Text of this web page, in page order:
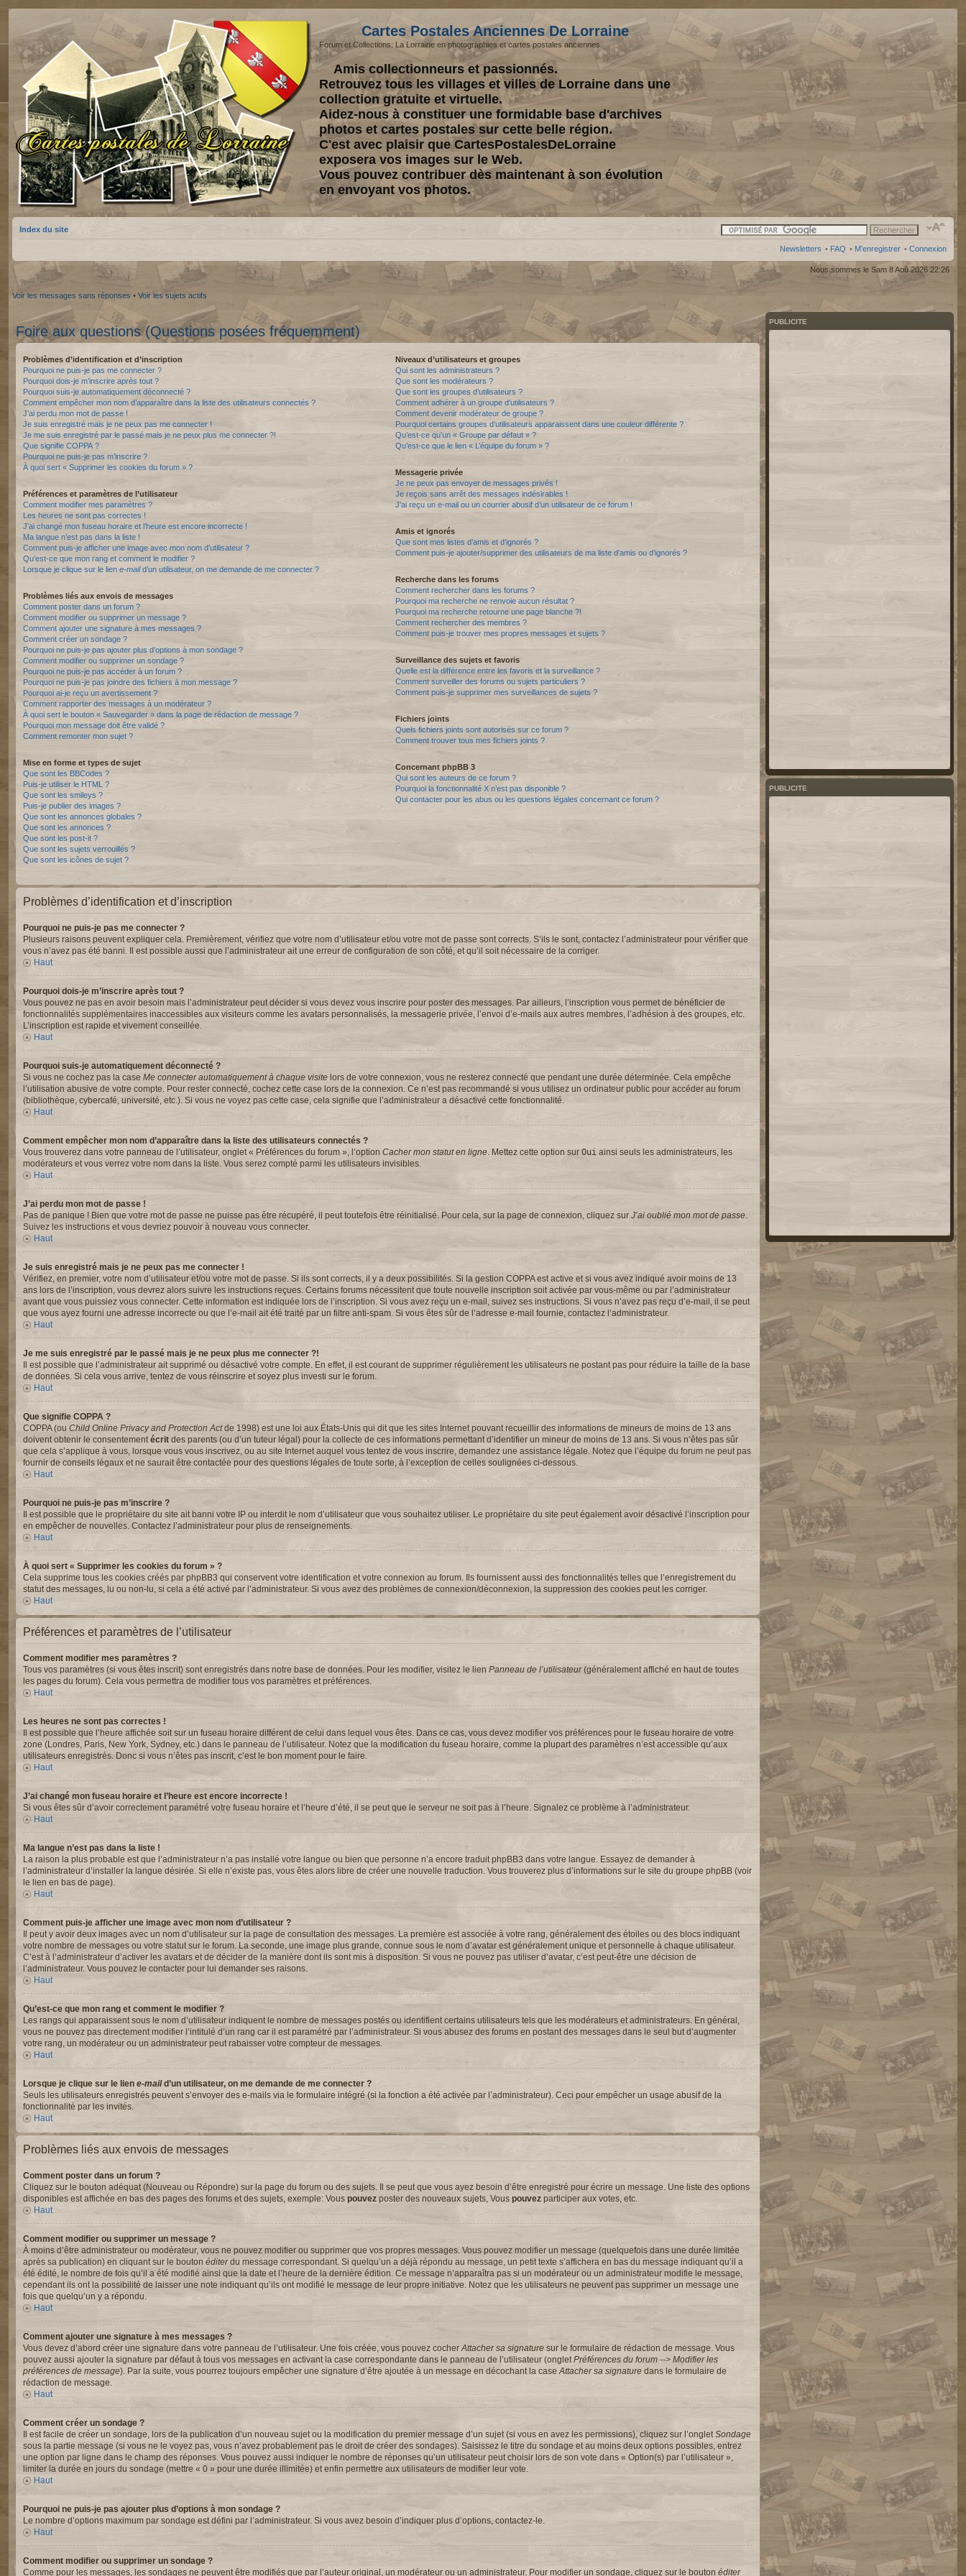
Cartes Postales Anciennes De Lorraine
Forum et Collections: La Lorraine en photographies et cartes postales anciennes.
Amis collectionneurs et passionnés.
Retrouvez tous les villages et villes de Lorraine dans une
collection gratuite et virtuelle.
Aidez-nous à constituer une formidable base d'archives
photos et cartes postales sur cette belle région.
C'est avec plaisir que CartesPostalesDeLorraine
exposera vos images sur le Web.
Vous pouvez contribuer dès maintenant à son évolution
en envoyant vos photos.
Index du site
Newsletters • FAQ • M’enregistrer • Connexion
Nous sommes le Sam 8 Aoû 2026 22:26
Voir les messages sans réponses • Voir les sujets actifs
Foire aux questions (Questions posées fréquemment)
Problèmes d’identification et d’inscription
Pourquoi ne puis-je pas me connecter ?
Pourquoi dois-je m’inscrire après tout ?
Pourquoi suis-je automatiquement déconnecté ?
Comment empêcher mon nom d’apparaître dans la liste des utilisateurs connectés ?
J’ai perdu mon mot de passe !
Je suis enregistré mais je ne peux pas me connecter !
Je me suis enregistré par le passé mais je ne peux plus me connecter ?!
Que signifie COPPA ?
Pourquoi ne puis-je pas m’inscrire ?
À quoi sert « Supprimer les cookies du forum » ?
Préférences et paramètres de l’utilisateur
Comment modifier mes paramètres ?
Les heures ne sont pas correctes !
J’ai changé mon fuseau horaire et l’heure est encore incorrecte !
Ma langue n’est pas dans la liste !
Comment puis-je afficher une image avec mon nom d’utilisateur ?
Qu’est-ce que mon rang et comment le modifier ?
Lorsque je clique sur le lien e-maild’un utilisateur, on me demande de me connecter ?
Problèmes liés aux envois de messages
Comment poster dans un forum ?
Comment modifier ou supprimer un message ?
Comment ajouter une signature à mes messages ?
Comment créer un sondage ?
Pourquoi ne puis-je pas ajouter plus d’options à mon sondage ?
Comment modifier ou supprimer un sondage ?
Pourquoi ne puis-je pas accéder à un forum ?
Pourquoi ne puis-je pas joindre des fichiers à mon message ?
Pourquoi ai-je reçu un avertissement ?
Comment rapporter des messages à un modérateur ?
À quoi sert le bouton « Sauvegarder » dans la page de rédaction de message ?
Pourquoi mon message doit être validé ?
Comment remonter mon sujet ?
Mise en forme et types de sujet
Que sont les BBCodes ?
Puis-je utiliser le HTML ?
Que sont les smileys ?
Puis-je publier des images ?
Que sont les annonces globales ?
Que sont les annonces ?
Que sont les post-it ?
Que sont les sujets verrouillés ?
Que sont les icônes de sujet ?
Niveaux d’utilisateurs et groupes
Qui sont les administrateurs ?
Que sont les modérateurs ?
Que sont les groupes d’utilisateurs ?
Comment adhérer à un groupe d’utilisateurs ?
Comment devenir modérateur de groupe ?
Pourquoi certains groupes d’utilisateurs apparaissent dans une couleur différente ?
Qu’est-ce qu’un « Groupe par défaut » ?
Qu’est-ce que le lien « L’équipe du forum » ?
Messagerie privée
Je ne peux pas envoyer de messages privés !
Je reçois sans arrêt des messages indésirables !
J’ai reçu un e-mail ou un courrier abusif d’un utilisateur de ce forum !
Amis et ignorés
Que sont mes listes d’amis et d’ignorés ?
Comment puis-je ajouter/supprimer des utilisateurs de ma liste d’amis ou d’ignorés ?
Recherche dans les forums
Comment rechercher dans les forums ?
Pourquoi ma recherche ne renvoie aucun résultat ?
Pourquoi ma recherche retourne une page blanche ?!
Comment rechercher des membres ?
Comment puis-je trouver mes propres messages et sujets ?
Surveillance des sujets et favoris
Quelle est la différence entre les favoris et la surveillance ?
Comment surveiller des forums ou sujets particuliers ?
Comment puis-je supprimer mes surveillances de sujets ?
Fichiers joints
Quels fichiers joints sont autorisés sur ce forum ?
Comment trouver tous mes fichiers joints ?
Concernant phpBB 3
Qui sont les auteurs de ce forum ?
Pourquoi la fonctionnalité X n’est pas disponible ?
Qui contacter pour les abus ou les questions légales concernant ce forum ?
Problèmes d’identification et d’inscription
Pourquoi ne puis-je pas me connecter ?
Plusieurs raisons peuvent expliquer cela. Premièrement, vérifiez que votre nom d’utilisateur et/ou votre mot de passe sont corrects. S’ils le sont, contactez l’administrateur pour vérifier que
vous n’avez pas été banni. Il est possible aussi que l’administrateur ait une erreur de configuration de son côté, et qu’il soit nécessaire de la corriger.
Haut
Pourquoi dois-je m’inscrire après tout ?
Vous pouvez ne pas en avoir besoin mais l’administrateur peut décider si vous devez vous inscrire pour poster des messages. Par ailleurs, l’inscription vous permet de bénéficier de
fonctionnalités supplémentaires inaccessibles aux visiteurs comme les avatars personnalisés, la messagerie privée, l’envoi d’e-mails aux autres membres, l’adhésion à des groupes, etc.
L’inscription est rapide et vivement conseillée.
Haut
Pourquoi suis-je automatiquement déconnecté ?
Si vous ne cochez pas la case Me connecter automatiquement à chaque visite lors de votre connexion, vous ne resterez connecté que pendant une durée déterminée. Cela empêche
l’utilisation abusive de votre compte. Pour rester connecté, cochez cette case lors de la connexion. Ce n’est pas recommandé si vous utilisez un ordinateur public pour accéder au forum
(bibliothèque, cybercafé, université, etc.). Si vous ne voyez pas cette case, cela signifie que l’administrateur a désactivé cette fonctionnalité.
Haut
Comment empêcher mon nom d’apparaître dans la liste des utilisateurs connectés ?
Vous trouverez dans votre panneau de l’utilisateur, onglet « Préférences du forum », l’option Cacher mon statut en ligne . Mettez cette option sur Oui ainsi seuls les administrateurs, les
modérateurs et vous verrez votre nom dans la liste. Vous serez compté parmi les utilisateurs invisibles.
Haut
J’ai perdu mon mot de passe !
Pas de panique ! Bien que votre mot de passe ne puisse pas être récupéré, il peut toutefois être réinitialisé. Pour cela, sur la page de connexion, cliquez sur J’ai oublié mon mot de passe
Suivez les instructions et vous devriez pouvoir à nouveau vous connecter.
Haut
Je suis enregistré mais je ne peux pas me connecter !
Vérifiez, en premier, votre nom d’utilisateur et/ou votre mot de passe. Si ils sont corrects, il y a deux possibilités. Si la gestion COPPA est active et si vous avez indiqué avoir moins de 13
ans lors de l’inscription, vous devrez alors suivre les instructions reçues. Certains forums nécessitent que toute nouvelle inscription soit activée par vous-même ou par l’administrateur
avant que vous puissiez vous connecter. Cette information est indiquée lors de l’inscription. Si vous avez reçu un e-mail, suivez ses instructions. Si vous n’avez pas reçu d’e-mail, il se peut
que vous ayez fourni une adresse incorrecte ou que l’e-mail ait été traité par un filtre anti-spam. Si vous êtes sûr de l’adresse e-mail fournie, contactez l’administrateur.
Haut
Je me suis enregistré par le passé mais je ne peux plus me connecter ?!
Il est possible que l’administrateur ait supprimé ou désactivé votre compte. En effet, il est courant de supprimer régulièrement les utilisateurs ne postant pas pour réduire la taille de la base
de données. Si cela vous arrive, tentez de vous réinscrire et soyez plus investi sur le forum.
Haut
Que signifie COPPA ?
COPPA (ou Child Online Privacy and Protection Actde 1998) est une loi aux États-Unis qui dit que les sites Internet pouvant recueillir des informations de mineurs de moins de 13 ans
doivent obtenir le consentement écrit des parents (ou d’un tuteur légal) pour la collecte de ces informations permettant d’identifier un mineur de moins de 13 ans. Si vous n’êtes pas sûr
que cela s’applique à vous, lorsque vous vous inscrivez, ou au site Internet auquel vous tentez de vous inscrire, demandez une assistance légale. Notez que l’équipe du forum ne peut pas
fournir de conseils légaux et ne saurait être contactée pour des questions légales de toute sorte, à l’exception de celles soulignées ci-dessous.
Haut
Pourquoi ne puis-je pas m’inscrire ?
Il est possible que le propriétaire du site ait banni votre IP ou interdit le nom d’utilisateur que vous souhaitez utiliser. Le propriétaire du site peut également avoir désactivé l’inscription pour
en empêcher de nouvelles. Contactez l’administrateur pour plus de renseignements.
Haut
À quoi sert « Supprimer les cookies du forum » ?
Cela supprime tous les cookies créés par phpBB3 qui conservent votre identification et votre connexion au forum. Ils fournissent aussi des fonctionnalités telles que l’enregistrement du
statut des messages, lu ou non-lu, si cela a été activé par l’administrateur. Si vous avez des problèmes de connexion/déconnexion, la suppression des cookies peut les corriger.
Haut
Préférences et paramètres de l’utilisateur
Comment modifier mes paramètres ?
Tous vos paramètres (si vous êtes inscrit) sont enregistrés dans notre base de données. Pour les modifier, visitez le lien Panneau de l’utilisateur(généralement affiché en haut de toutes
les pages du forum). Cela vous permettra de modifier tous vos paramètres et préférences.
Haut
Les heures ne sont pas correctes !
Il est possible que l’heure affichée soit sur un fuseau horaire différent de celui dans lequel vous êtes. Dans ce cas, vous devez modifier vos préférences pour le fuseau horaire de votre
zone (Londres, Paris, New York, Sydney, etc.) dans le panneau de l’utilisateur. Notez que la modification du fuseau horaire, comme la plupart des paramètres n’est accessible qu’aux
utilisateurs enregistrés. Donc si vous n’êtes pas inscrit, c’est le bon moment pour le faire.
Haut
J’ai changé mon fuseau horaire et l’heure est encore incorrecte !
Si vous êtes sûr d’avoir correctement paramétré votre fuseau horaire et l’heure d’été, il se peut que le serveur ne soit pas à l’heure. Signalez ce problème à l’administrateur.
Haut
Ma langue n’est pas dans la liste !
La raison la plus probable est que l’administrateur n’a pas installé votre langue ou bien que personne n’a encore traduit phpBB3 dans votre langue. Essayez de demander à
l’administrateur d’installer la langue désirée. Si elle n’existe pas, vous êtes alors libre de créer une nouvelle traduction. Vous trouverez plus d’informations sur le site du groupe phpBB (voir
le lien en bas de page).
Haut
Comment puis-je afficher une image avec mon nom d’utilisateur ?
Il peut y avoir deux images avec un nom d’utilisateur sur la page de consultation des messages. La première est associée à votre rang, généralement des étoiles ou des blocs indiquant
votre nombre de messages ou votre statut sur le forum. La seconde, une image plus grande, connue sous le nom d’avatar est généralement unique et personnelle à chaque utilisateur.
C’est à l’administrateur d’activer les avatars et de décider de la manière dont ils sont mis à disposition. Si vous ne pouvez pas utiliser d’avatar, c’est peut-être une décision de
l’administrateur. Vous pouvez le contacter pour lui demander ses raisons.
Haut
Qu’est-ce que mon rang et comment le modifier ?
Les rangs qui apparaissent sous le nom d’utilisateur indiquent le nombre de messages postés ou identifient certains utilisateurs tels que les modérateurs et administrateurs. En général,
vous ne pouvez pas directement modifier l’intitulé d’un rang car il est paramétré par l’administrateur. Si vous abusez des forums en postant des messages dans le seul but d’augmenter
votre rang, un modérateur ou un administrateur peut rabaisser votre compteur de messages.
Haut
Lorsque je clique sur le lien e-maild’un utilisateur, on me demande de me connecter ?
Seuls les utilisateurs enregistrés peuvent s’envoyer des e-mails via le formulaire intégré (si la fonction a été activée par l’administrateur). Ceci pour empêcher un usage abusif de la
fonctionnalité par les invités.
Haut
Problèmes liés aux envois de messages
Comment poster dans un forum ?
Cliquez sur le bouton adéquat (Nouveau ou Répondre) sur la page du forum ou des sujets. Il se peut que vous ayez besoin d’être enregistré pour écrire un message. Une liste des options
disponibles est affichée en bas des pages des forums et des sujets, exemple: Vous pouvez poster des nouveaux sujets, Vous pouvez participer aux votes, etc.
Haut
Comment modifier ou supprimer un message ?
À moins d’être administrateur ou modérateur, vous ne pouvez modifier ou supprimer que vos propres messages. Vous pouvez modifier un message (quelquefois dans une durée limitée
après sa publication) en cliquant sur le bouton éditerdu message correspondant. Si quelqu’un a déjà répondu au message, un petit texte s’affichera en bas du message indiquant qu’il a
été édité, le nombre de fois qu’il a été modifié ainsi que la date et l’heure de la dernière édition. Ce message n’apparaîtra pas si un modérateur ou un administrateur modifie le message,
cependant ils ont la possibilité de laisser une note indiquant qu’ils ont modifié le message de leur propre initiative. Notez que les utilisateurs ne peuvent pas supprimer un message une
fois que quelqu’un y a répondu.
Haut
Comment ajouter une signature à mes messages ?
Vous devez d’abord créer une signature dans votre panneau de l’utilisateur. Une fois créée, vous pouvez cocher Attacher sa signature sur le formulaire de rédaction de message. Vous
pouvez aussi ajouter la signature par défaut à tous vos messages en activant la case correspondante dans le panneau de l’utilisateur (onglet Préférences du forum --> Modifier les
préférences de message). Par la suite, vous pourrez toujours empêcher une signature d’être ajoutée à un message en décochant la case Attacher sa signature dans le formulaire de
rédaction de message.
Haut
Comment créer un sondage ?
Il est facile de créer un sondage, lors de la publication d’un nouveau sujet ou la modification du premier message d’un sujet (si vous en avez les permissions), cliquez sur l’onglet Sondage
sous la partie message (si vous ne le voyez pas, vous n’avez probablement pas le droit de créer des sondages). Saisissez le titre du sondage et au moins deux options possibles, entrez
une option par ligne dans le champ des réponses. Vous pouvez aussi indiquer le nombre de réponses qu’un utilisateur peut choisir lors de son vote dans « Option(s) par l’utilisateur »,
limiter la durée en jours du sondage (mettre « 0 » pour une durée illimitée) et enfin permettre aux utilisateurs de modifier leur vote.
Haut
Pourquoi ne puis-je pas ajouter plus d’options à mon sondage ?
Le nombre d’options maximum par sondage est défini par l’administrateur. Si vous avez besoin d’indiquer plus d’options, contactez-le.
Haut
Comment modifier ou supprimer un sondage ?
Comme pour les messages, les sondages ne peuvent être modifiés que par l’auteur original, un modérateur ou un administrateur. Pour modifier un sondage, cliquez sur le bouton éditer
PUBLICITE
PUBLICITE